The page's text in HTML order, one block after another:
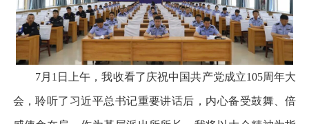
7月1日上午，我收看了庆祝中国共产党成立105周年大
会，聆听了习近平总书记重要讲话后，内心备受鼓舞、倍